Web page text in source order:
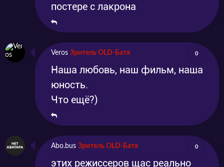
постере с лакрона
Veros Зритель OLD-Батя 0
Наша любовь, наш фильм, наша
юность.
Что ещё?)
Abo.bus Зритель OLD-Батя 0
этих режиссеров щас реально